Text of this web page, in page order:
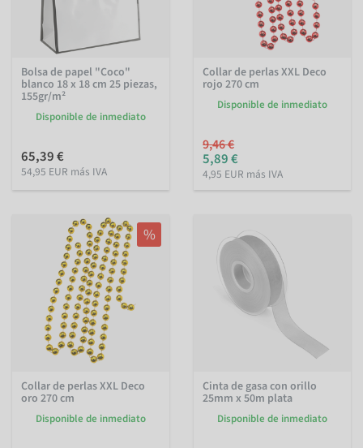
Bolsa de papel "Coco"
blanco 18 x 18 cm 25 piezas,
155gr/m²
Disponible de inmediato
65,39 €
54,95 EUR más IVA
Collar de perlas XXL Deco
rojo 270 cm
Disponible de inmediato
9,46 €
5,89 €
4,95 EUR más IVA
%
Collar de perlas XXL Deco
oro 270 cm
Disponible de inmediato
Cinta de gasa con orillo
25mm x 50m plata
Disponible de inmediato